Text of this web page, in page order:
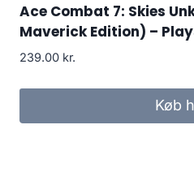
Ace Combat 7: Skies
Maverick Edition) –
239.00 kr.
Køb